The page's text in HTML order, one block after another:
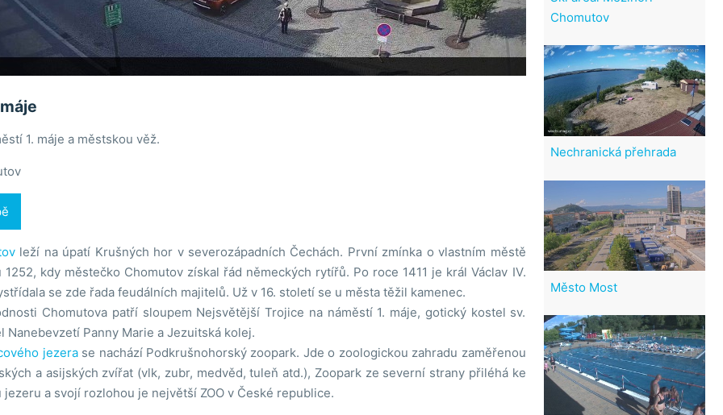
1. máje a městskou věž.
leží na úpatí Krušných hor v severozápadních Čechách. První zmínka o vlastním městě
1252, kdy městečko Chomutov získal řád německých rytířů. Po roce 1411 je král Václav IV.
se zde řada feudálních majitelů. Už v 16. století se u města těžil kamenec.
Chomutova patří sloupem Nejsvětější Trojice na náměstí 1. máje, gotický kostel sv.
Nanebevzetí Panny Marie a Jezuitská kolej.
jezerase nachází Podkrušnohorský zoopark. Jde o zoologickou zahradu zaměřenou
a asijských zvířat (vlk, zubr, medvěd, tuleň atd.), Zoopark ze severní strany přiléhá ke
jezeru a svojí rozlohou je největší ZOO v České republice.
Chomutov
Nechranická přehrada
Město Most